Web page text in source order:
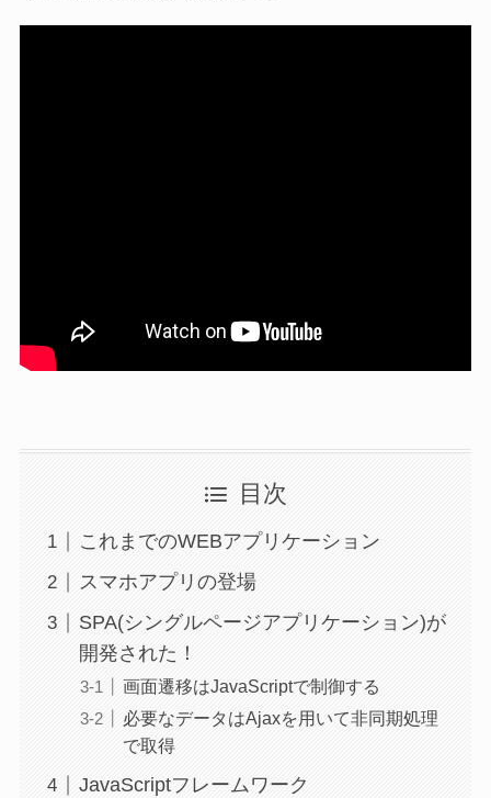
目次
これまでのWEBアプリケーション
スマホアプリの登場
SPA(シングルページアプリケーション)が
開発された！
画面遷移はJavaScriptで制御する
必要なデータはAjaxを用いて非同期処理
で取得
JavaScriptフレームワーク